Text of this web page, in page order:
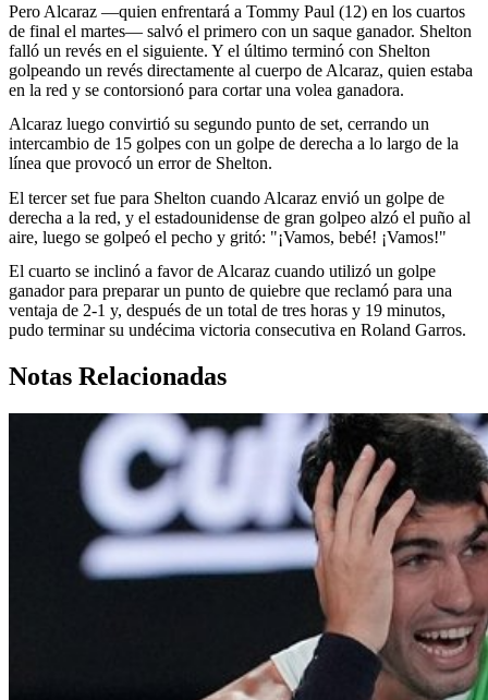
Pero Alcaraz —quien enfrentará a Tommy Paul (12) en los cuartos
de final el martes— salvó el primero con un saque ganador. Shelton
falló un revés en el siguiente. Y el último terminó con Shelton
golpeando un revés directamente al cuerpo de Alcaraz, quien estaba
en la red y se contorsionó para cortar una volea ganadora.
Alcaraz luego convirtió su segundo punto de set, cerrando un
intercambio de 15 golpes con un golpe de derecha a lo largo de la
línea que provocó un error de Shelton.
El tercer set fue para Shelton cuando Alcaraz envió un golpe de
derecha a la red, y el estadounidense de gran golpeo alzó el puño al
aire, luego se golpeó el pecho y gritó: "¡Vamos, bebé! ¡Vamos!"
El cuarto se inclinó a favor de Alcaraz cuando utilizó un golpe
ganador para preparar un punto de quiebre que reclamó para una
ventaja de 2-1 y, después de un total de tres horas y 19 minutos,
pudo terminar su undécima victoria consecutiva en Roland Garros.
Notas Relacionadas